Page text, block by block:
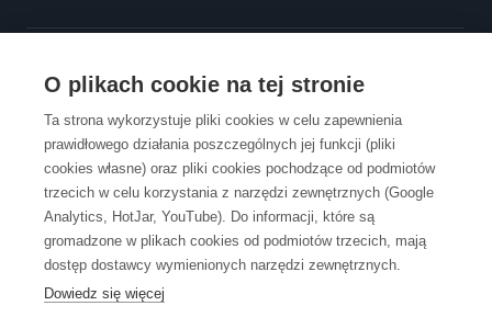
O plikach cookie na tej stronie
Ta strona wykorzystuje pliki cookies w celu zapewnienia
prawidłowego działania poszczególnych jej funkcji (pliki
cookies własne) oraz pliki cookies pochodzące od podmiotów
trzecich w celu korzystania z narzędzi zewnętrznych (Google
Analytics, HotJar, YouTube). Do informacji, które są
gromadzone w plikach cookies od podmiotów trzecich, mają
dostęp dostawcy wymienionych narzędzi zewnętrznych.
Dowiedz się więcej
OBSŁUGA KLIENTA
KONTAKT